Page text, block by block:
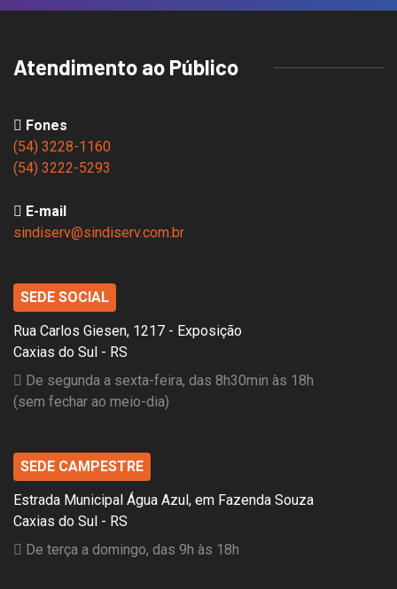
Atendimento ao Público
Fones
(54) 3228-1160
(54) 3222-5293
E-mail
sindiserv@sindiserv.com.br
SEDE SOCIAL
Rua Carlos Giesen, 1217 - Exposição
Caxias do Sul - RS
De segunda a sexta-feira, das 8h30min às 18h
(sem fechar ao meio-dia)
SEDE CAMPESTRE
Estrada Municipal Água Azul, em Fazenda Souza
Caxias do Sul - RS
De terça a domingo, das 9h às 18h